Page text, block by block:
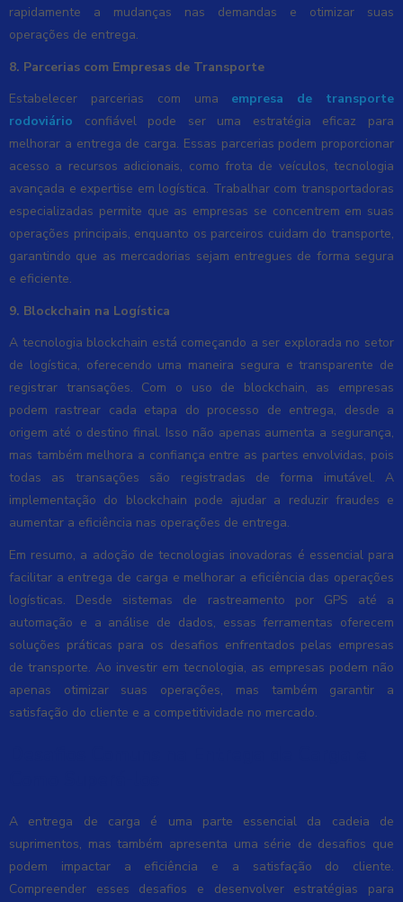
rapidamente a mudanças nas demandas e otimizar suas
operações de entrega.
8. Parcerias com Empresas de Transporte
Estabelecer parcerias com uma empresa de transporte
rodoviário confiável pode ser uma estratégia eficaz para
melhorar a entrega de carga. Essas parcerias podem proporcionar
acesso a recursos adicionais, como frota de veículos, tecnologia
avançada e expertise em logística. Trabalhar com transportadoras
especializadas permite que as empresas se concentrem em suas
operações principais, enquanto os parceiros cuidam do transporte,
garantindo que as mercadorias sejam entregues de forma segura
e eficiente.
9. Blockchain na Logística
A tecnologia blockchain está começando a ser explorada no setor
de logística, oferecendo uma maneira segura e transparente de
registrar transações. Com o uso de blockchain, as empresas
podem rastrear cada etapa do processo de entrega, desde a
origem até o destino final. Isso não apenas aumenta a segurança,
mas também melhora a confiança entre as partes envolvidas, pois
todas as transações são registradas de forma imutável. A
implementação do blockchain pode ajudar a reduzir fraudes e
aumentar a eficiência nas operações de entrega.
Em resumo, a adoção de tecnologias inovadoras é essencial para
facilitar a entrega de carga e melhorar a eficiência das operações
logísticas. Desde sistemas de rastreamento por GPS até a
automação e a análise de dados, essas ferramentas oferecem
soluções práticas para os desafios enfrentados pelas empresas
de transporte. Ao investir em tecnologia, as empresas podem não
apenas otimizar suas operações, mas também garantir a
satisfação do cliente e a competitividade no mercado.
A entrega de carga é uma parte essencial da cadeia de
suprimentos, mas também apresenta uma série de desafios que
podem impactar a eficiência e a satisfação do cliente.
Compreender esses desafios e desenvolver estratégias para